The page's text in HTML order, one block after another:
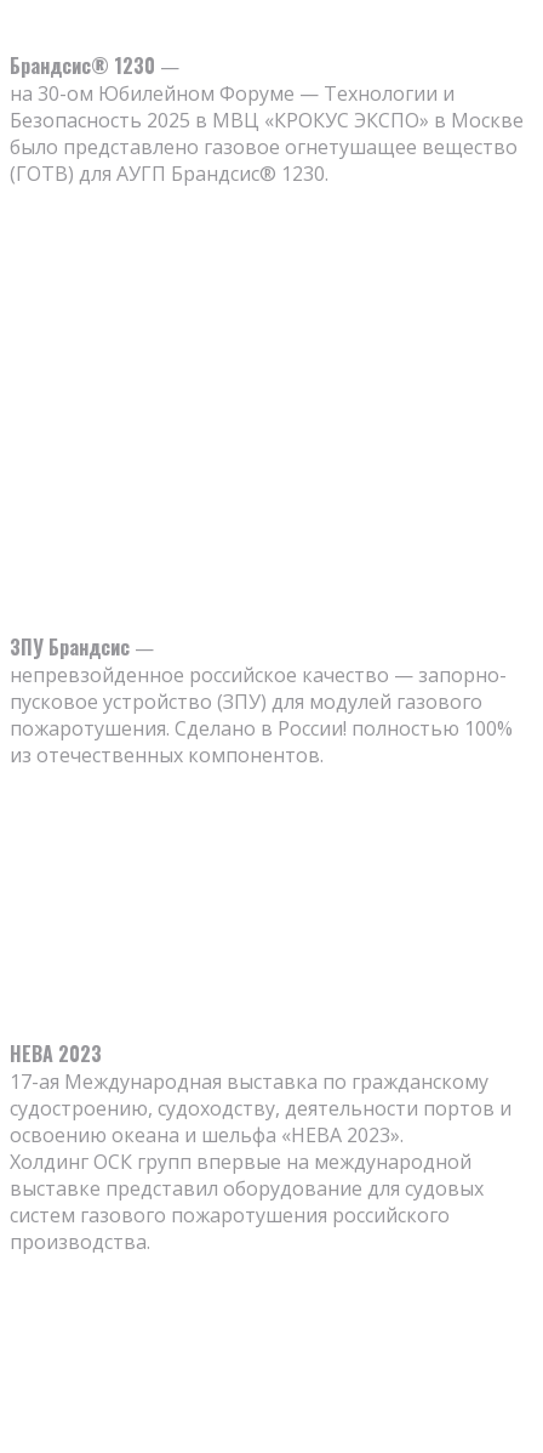
Брандсис® 1230 —
на 30-ом Юбилейном Форуме — Технологии и
Безопасность 2025 в МВЦ «КРОКУС ЭКСПО» в Москве
было представлено газовое огнетушащее вещество
(ГОТВ) для АУГП Брандсис® 1230.
ЗПУ Брандсис —
непревзойденное российское качество — запорно-
пусковое устройство (ЗПУ) для модулей газового
пожаротушения. Сделано в России! полностью 100%
из отечественных компонентов.
НЕВА 2023
17-ая Международная выставка по гражданскому
судостроению, судоходству, деятельности портов и
освоению океана и шельфа «НЕВА 2023».
Холдинг ОСК групп впервые на международной
выставке представил оборудование для судовых
систем газового пожаротушения российского
производства.